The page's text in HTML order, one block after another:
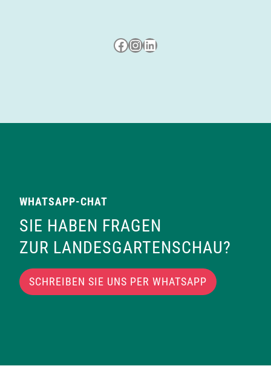
Besuche uns auf Facebook
Besuche uns auf Instagram
LinkedIn
WHATSAPP-CHAT
SIE HABEN FRAGEN
ZUR LANDESGARTENSCHAU?
SCHREIBEN SIE UNS PER WHATSAPP